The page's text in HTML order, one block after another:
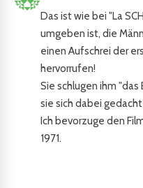
Das ist wie bei "La
umgeben ist, die
einen Aufschrei der
hervorrufen!
Sie schlugen ihm "das
sie sich dabei
Ich bevorzuge den
1971.